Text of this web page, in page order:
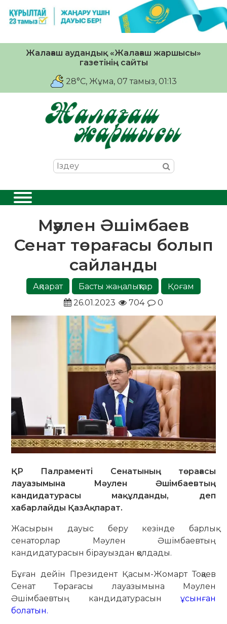
Жалағаш аудандық «Жалағаш жаршысы»
газетінің сайты
28°C, Жұма, 07 тамыз, 01:13
Мәулен Әшімбаев
Сенат төрағасы болып
сайланды
Ақпарат Басты жаңалықтар
Қоғам
26.01.2023
704 0
ҚР Палраменті Сенатының төрағасы
лауазымына Мәулен Әшімбаевтың
кандидатурасы мақұлданды, деп
хабарлайды ҚазАқпарат.
Жасырын дауыс беру кезінде барлық
сенаторлар Мәулен Әшімбаевтың
кандидатурасын бірауыздан қолдады.
Бұған дейін Президент Қасым-Жомарт Тоқаев
Сенат Төрағасы лауазымына Мәулен
Әшімбаевтың кандидатурасын ұсынған
болатын.